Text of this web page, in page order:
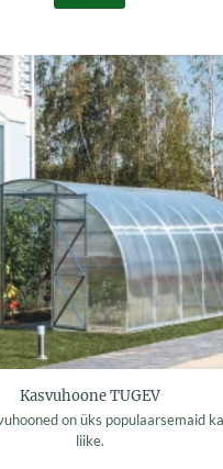
product
multiple
variants.
The
options
may
be
chosen
on
the
product
page
Kasvuhoone TUGEV
on üks populaarsemaid
liike.